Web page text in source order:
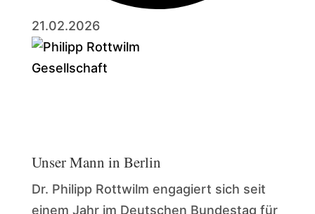
21.02.2026
Gesellschaft
Unser Mann in Berlin
Dr. Philipp Rottwilm engagiert sich seit
einem Jahr im Deutschen Bundestag für